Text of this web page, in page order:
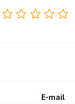
E-mail